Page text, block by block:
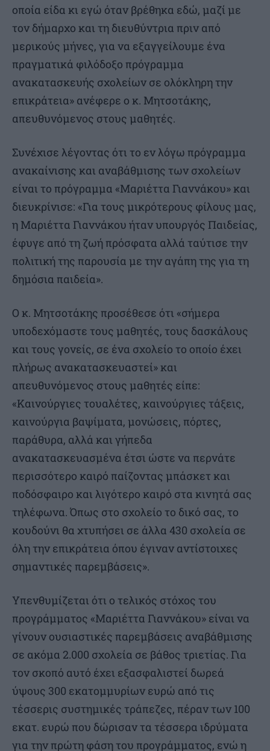
οποία είδα κι εγώ όταν βρέθηκα εδώ, μαζί με
τον δήμαρχο και τη διευθύντρια πριν από
μερικούς μήνες, για να εξαγγείλουμε ένα
πραγματικά φιλόδοξο πρόγραμμα
ανακατασκευής σχολείων σε ολόκληρη την
επικράτεια» ανέφερε ο κ. Μητσοτάκης,
απευθυνόμενος στους μαθητές.
Συνέχισε λέγοντας ότι το εν λόγω πρόγραμμα
ανακαίνισης και αναβάθμισης των σχολείων
είναι το πρόγραμμα «Μαριέττα Γιαννάκου» και
διευκρίνισε: «Για τους μικρότερους φίλους μας,
η Μαριέττα Γιαννάκου ήταν υπουργός Παιδείας,
έφυγε από τη ζωή πρόσφατα αλλά ταύτισε την
πολιτική της παρουσία με την αγάπη της για τη
δημόσια παιδεία».
Ο κ. Μητσοτάκης προσέθεσε ότι «σήμερα
υποδεχόμαστε τους μαθητές, τους δασκάλους
και τους γονείς, σε ένα σχολείο το οποίο έχει
πλήρως ανακατασκευαστεί» και
απευθυνόμενος στους μαθητές είπε:
«Καινούργιες τουαλέτες, καινούργιες τάξεις,
καινούργια βαψίματα, μονώσεις, πόρτες,
παράθυρα, αλλά και γήπεδα
ανακατασκευασμένα έτσι ώστε να περνάτε
περισσότερο καιρό παίζοντας μπάσκετ και
ποδόσφαιρο και λιγότερο καιρό στα κινητά σας
τηλέφωνα. Όπως στο σχολείο το δικό σας, το
κουδούνι θα χτυπήσει σε άλλα 430 σχολεία σε
όλη την επικράτεια όπου έγιναν αντίστοιχες
σημαντικές παρεμβάσεις».
Υπενθυμίζεται ότι ο τελικός στόχος του
προγράμματος «Μαριέττα Γιαννάκου» είναι να
γίνουν ουσιαστικές παρεμβάσεις αναβάθμισης
σε ακόμα 2.000 σχολεία σε βάθος τριετίας. Για
τον σκοπό αυτό έχει εξασφαλιστεί δωρεά
ύψους 300 εκατομμυρίων ευρώ από τις
τέσσερις συστημικές τράπεζες, πέραν των 100
εκατ. ευρώ που δώρισαν τα τέσσερα ιδρύματα
για την πρώτη φάση του προγράμματος, ενώ η